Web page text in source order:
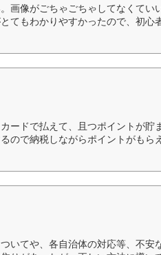
画像がごちゃごちゃしてなくてい
てもわかりやすかったので、初心
ードで払えて、且つポイントが貯
ので納税しながらポイントがもら
いてや、各自治体の対応等、不安